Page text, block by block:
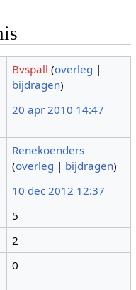
Bvspall (overleg |
bijdragen)
20 apr 2010 14:47
Renekoenders
(overleg | bijdragen)
10 dec 2012 12:37
5
2
0